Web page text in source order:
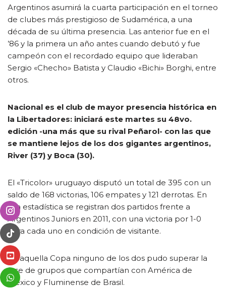
Argentinos asumirá la cuarta participación en el torneo
de clubes más prestigioso de Sudamérica, a una
década de su última presencia. Las anterior fue en el
’86 y la primera un año antes cuando debutó y fue
campeón con el recordado equipo que lideraban
Sergio «Checho» Batista y Claudio «Bichi» Borghi, entre
otros.
Nacional es el club de mayor presencia histórica en
la Libertadores: iniciará este martes su 48vo.
edición -una más que su rival Peñarol- con las que
se mantiene lejos de los dos gigantes argentinos,
River (37) y Boca (30).
El «Tricolor» uruguayo disputó un total de 395 con un
saldo de 168 victorias, 106 empates y 121 derrotas. En
esa estadística se registran dos partidos frente a
Argentinos Juniors en 2011, con una victoria por 1-0
para cada uno en condición de visitante.
En aquella Copa ninguno de los dos pudo superar la
fase de grupos que compartían con América de
México y Fluminense de Brasil.